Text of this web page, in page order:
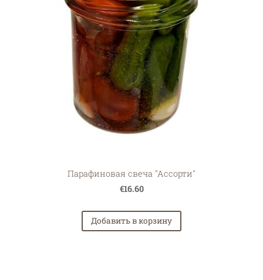
Парафиновая свеча "Ассорти"
€16.60
Добавить в корзину